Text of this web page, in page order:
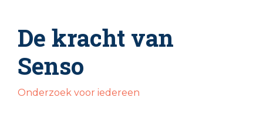
De kracht van
Senso
Onderzoek voor iedereen